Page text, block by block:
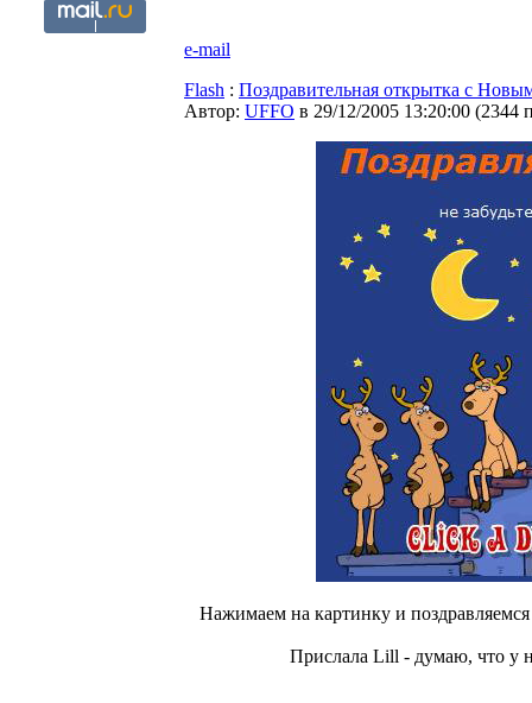
e-mail
Flash : Поздравительная открытка с
Автор: UFFO в 29/12/2005 13:20:00 (2344
Нажимаем на картинку и
Прислала Lill - думаю, что у